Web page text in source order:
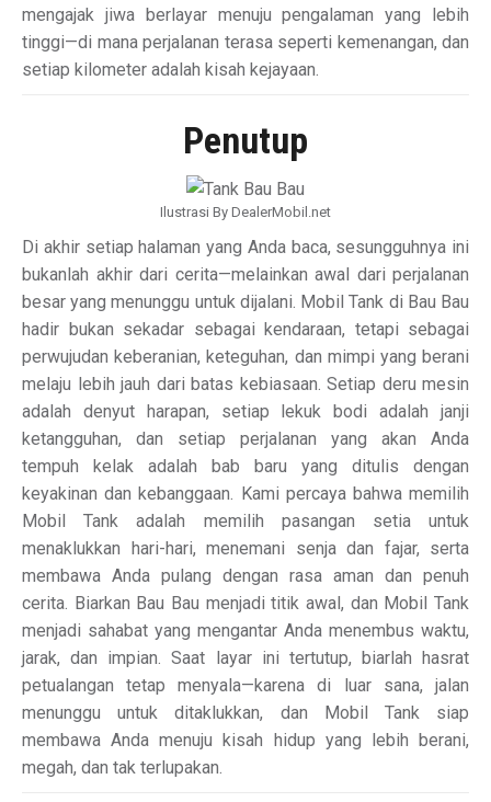
mengajak jiwa berlayar menuju pengalaman yang lebih
tinggi—di mana perjalanan terasa seperti kemenangan, dan
setiap kilometer adalah kisah kejayaan.
Penutup
Ilustrasi By DealerMobil.net
Di akhir setiap halaman yang Anda baca, sesungguhnya ini
bukanlah akhir dari cerita—melainkan awal dari perjalanan
besar yang menunggu untuk dijalani. Mobil Tank di Bau Bau
hadir bukan sekadar sebagai kendaraan, tetapi sebagai
perwujudan keberanian, keteguhan, dan mimpi yang berani
melaju lebih jauh dari batas kebiasaan. Setiap deru mesin
adalah denyut harapan, setiap lekuk bodi adalah janji
ketangguhan, dan setiap perjalanan yang akan Anda
tempuh kelak adalah bab baru yang ditulis dengan
keyakinan dan kebanggaan. Kami percaya bahwa memilih
Mobil Tank adalah memilih pasangan setia untuk
menaklukkan hari-hari, menemani senja dan fajar, serta
membawa Anda pulang dengan rasa aman dan penuh
cerita. Biarkan Bau Bau menjadi titik awal, dan Mobil Tank
menjadi sahabat yang mengantar Anda menembus waktu,
jarak, dan impian. Saat layar ini tertutup, biarlah hasrat
petualangan tetap menyala—karena di luar sana, jalan
menunggu untuk ditaklukkan, dan Mobil Tank siap
membawa Anda menuju kisah hidup yang lebih berani,
megah, dan tak terlupakan.